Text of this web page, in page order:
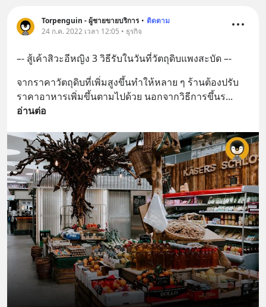
Torpenguin - ผู้ชายขายบริการ • ติดตาม
24 ก.ค. 2022 เวลา 12:05 • ธุรกิจ
–- สู้เค้าสิวะอีหญิง 3 วิธีรับในวันที่วัตถุดิบแพงสะบัด –-
จากราคาวัตถุดิบที่เพิ่มสูงขึ้นทำให้หลาย ๆ ร้านต้องปรับ
ราคาอาหารเพิ่มขึ้นตามไปด้วย นอกจากวิธีการขึ้นร
อ่านต่อ